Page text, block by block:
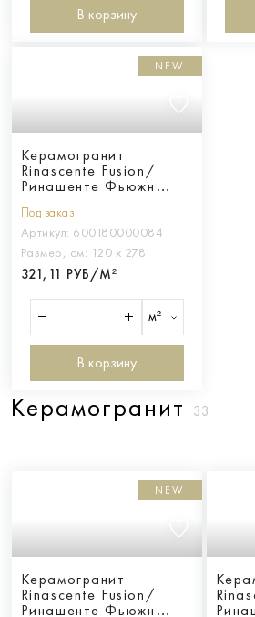
В корзину
NEW
Керамогранит
Rinascente Fusion/
Ринашенте Фьюжн
120Х278
Под заказ
Артикул: 600180000084
Размер, см: 120 х 278
321,11 РУБ/М²
м²
В корзину
Керамогранит 33
NEW
Керамогранит
Rinascente Fusion/
Ринашенте Фьюжн